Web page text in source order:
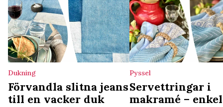
Dukning
Förvandla slitna jeans
till en vacker duk
Pyssel
Servettringar i
makramé –